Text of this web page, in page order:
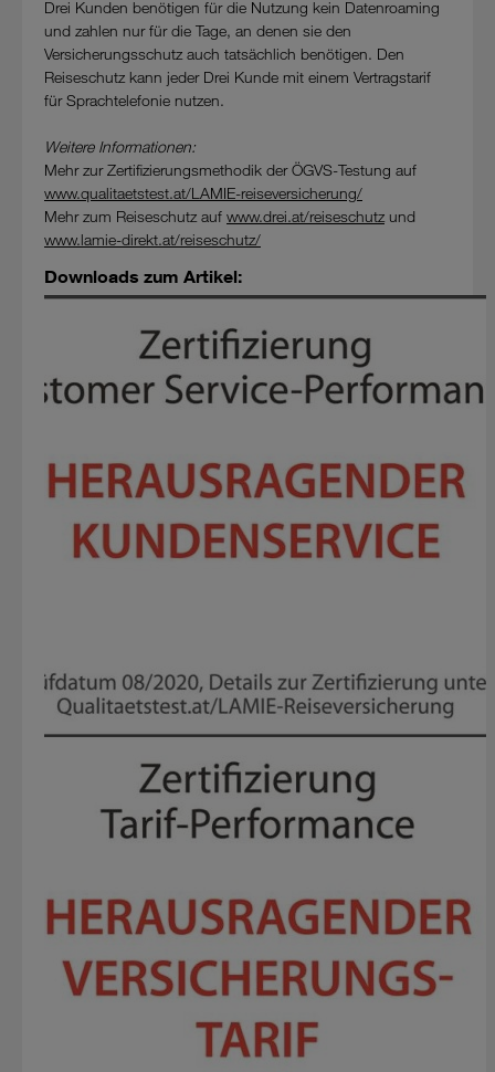
Drei Kunden benötigen für die Nutzung kein Datenroaming
und zahlen nur für die Tage, an denen sie den
Versicherungsschutz auch tatsächlich benötigen. Den
Reiseschutz kann jeder Drei Kunde mit einem Vertragstarif
für Sprachtelefonie nutzen.
Weitere Informationen:
Mehr zur Zertifizierungsmethodik der ÖGVS-Testung auf
www.qualitaetstest.at/LAMIE-reiseversicherung/
Mehr zum Reiseschutz auf www.drei.at/reiseschutz und
www.lamie-direkt.at/reiseschutz/
Downloads zum Artikel: